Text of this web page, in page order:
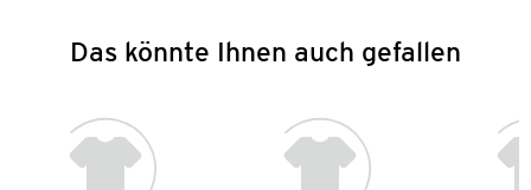
Das könnte Ihnen auch gefallen